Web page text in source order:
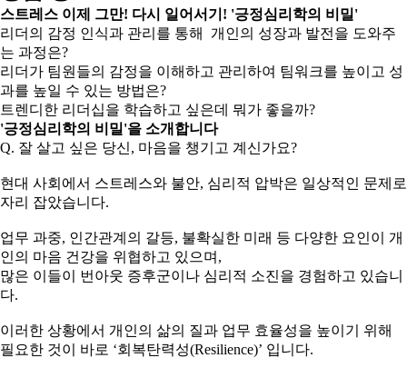
스트레스 이제 그만! 다시 일어서기! '긍정심리학의 비밀'
리더의 감정 인식과 관리를 통해 개인의 성장과 발전을 도와주
는 과정은?
리더가 팀원들의 감정을 이해하고 관리하여 팀워크를 높이고 성
과를 높일 수 있는 방법은?
트렌디한 리더십을 학습하고 싶은데 뭐가 좋을까?
'긍정심리학의 비밀'을 소개합니다
Q. 잘 살고 싶은 당신, 마음을 챙기고 계신가요?
현대 사회에서 스트레스와 불안, 심리적 압박은 일상적인 문제로
자리 잡았습니다.
업무 과중, 인간관계의 갈등, 불확실한 미래 등 다양한 요인이 개
인의 마음 건강을 위협하고 있으며,
많은 이들이 번아웃 증후군이나 심리적 소진을 경험하고 있습니
다.
이러한 상황에서 개인의 삶의 질과 업무 효율성을 높이기 위해
필요한 것이 바로 ‘회복탄력성(Resilience)’ 입니다.